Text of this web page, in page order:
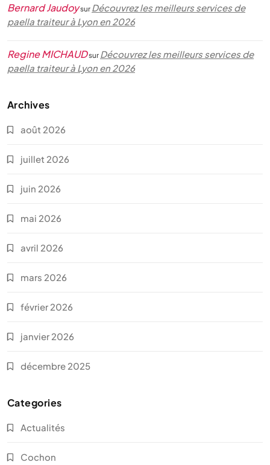
Bernard Jaudoysur Découvrez les meilleurs services de
paella traiteur à Lyon en 2026
Regine MICHAUDsur Découvrez les meilleurs services de
paella traiteur à Lyon en 2026
Archives
août 2026
juillet 2026
juin 2026
mai 2026
avril 2026
mars 2026
février 2026
janvier 2026
décembre 2025
Categories
Actualités
Cochon